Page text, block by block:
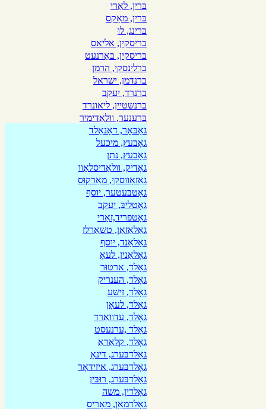
בּרין, לאַרי
בּרין, מאַקס
בּרינג, לוּ
בריסקין, אליאס
בּריסקין, בּאַרנעט
ברלינסקי, הרמן
ברנדמן, ישראל
ברנרד, יעקב
ברנשטיין, ליאונרד
בּרענער, וולאַדימיר
גאַבּאָר, דאָנאַלד
גאָבעץ, מיכעל
גאָבעץ, נתן
גאָדיק, וולאַדיסלאַוו
גאַזאָווסקי, מאַרקוּס
גאָטבּעטער, יוסף
גאָטליבּ, יעקב
גאָטפריד,זאַרי
גאַלאַזאַן, טשאַרלז
גאָלאַנד, יוסף
גאָלאַנין, לעאָ
גאָלד, ארטוּר
גאָלד, הענריק
גאָלד, זישע
גאָלד, לעאָן
גאָלד, עדוואַרד
גאָלד ,ערנעסט
גאָלד, קלאַראַ
גאָלדבּערג, דינאַ
גאָלדבּערג, איזידאָר
גאָלדבּערג, רוּבּין
גאָלדין, משה
גאָלדמאַן, מאָריס